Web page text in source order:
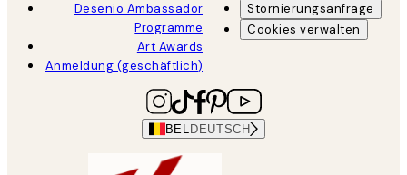
Desenio Ambassador
Programme
Art Awards
Anmeldung (geschäftlich)
Stornierungsanfrage
Cookies verwalten
BEL DEUTSCH